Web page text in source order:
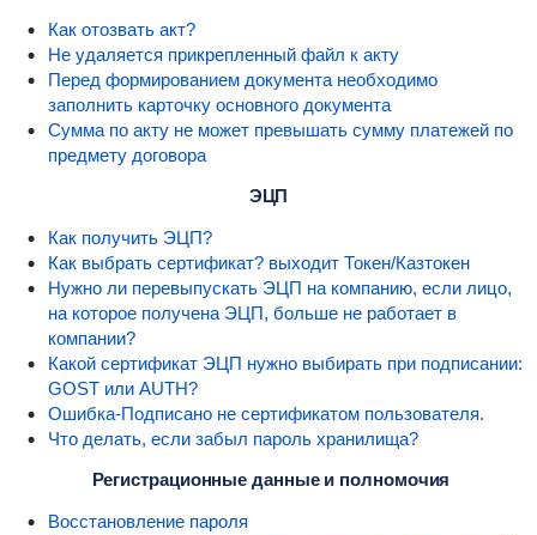
Как отозвать акт?
Не удаляется прикрепленный файл к акту
Перед формированием документа необходимо
заполнить карточку основного документа
Сумма по акту не может превышать сумму платежей по
предмету договора
ЭЦП
Как получить ЭЦП?
Как выбрать сертификат? выходит Токен/Казтокен
Нужно ли перевыпускать ЭЦП на компанию, если лицо,
на которое получена ЭЦП, больше не работает в
компании?
Какой сертификат ЭЦП нужно выбирать при подписании:
GOST или AUTH?
Ошибка-Подписано не сертификатом пользователя.
Что делать, если забыл пароль хранилища?
Регистрационные данные и полномочия
Восстановление пароля